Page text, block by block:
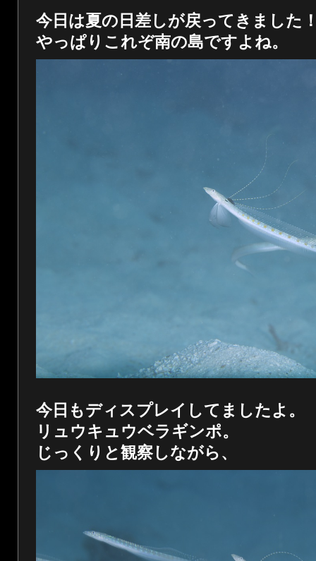
今日は夏の日差しが戻ってきました
やっぱりこれぞ南の島ですよね。
今日もディスプレイしてましたよ。
リュウキュウベラギンポ。
じっくりと観察しながら、